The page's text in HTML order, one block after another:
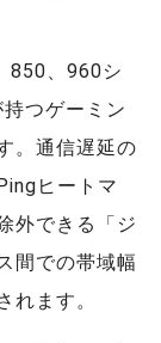
850、960シ
つゲーミン
。通信遅延の
ヒートマ
外できる「ジ
間での帯域幅
れます。